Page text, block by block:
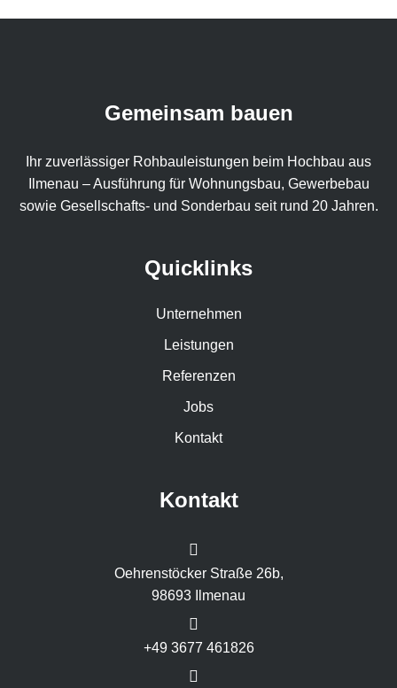
Gemeinsam bauen
Ihr zuverlässiger Rohbauleistungen beim Hochbau aus
Ilmenau – Ausführung für Wohnungsbau, Gewerbebau
sowie Gesellschafts- und Sonderbau seit rund 20 Jahren.
Quicklinks
Unternehmen
Leistungen
Referenzen
Jobs
Kontakt
Kontakt
Oehrenstöcker Straße 26b,
98693 Ilmenau
+49 3677 461826